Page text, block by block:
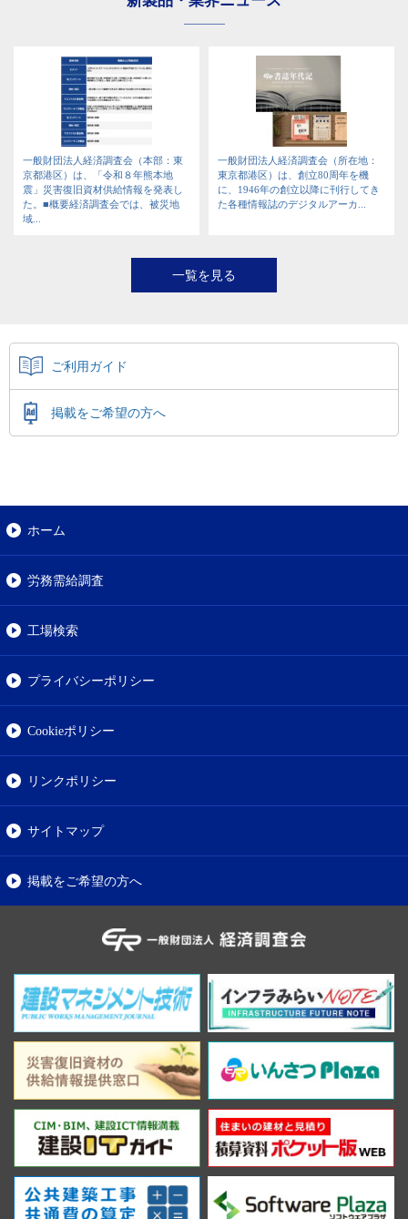
一般財団法人経済調査会（本部：東
京都港区）は、「令和８年熊本地
震」災害復旧資材供給情報を発表し
た。■概要経済調査会では、被災地
域...
一般財団法人経済調査会（所在地：
東京都港区）は、創立80周年を機
に、1946年の創立以降に刊行してき
た各種情報誌のデジタルアーカ...
一覧を見る
ご利用ガイド
掲載をご希望の方へ
ホーム
労務需給調査
工場検索
プライバシーポリシー
Cookieポリシー
リンクポリシー
サイトマップ
掲載をご希望の方へ